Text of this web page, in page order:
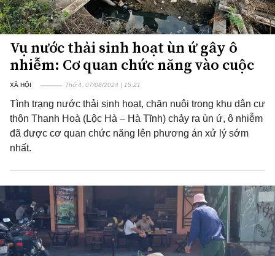
Vụ nước thải sinh hoạt ùn ứ gây ô
nhiễm: Cơ quan chức năng vào cuộc
XÃ HỘI Thứ 4, 07/08/2024 | 15:21
Tình trạng nước thải sinh hoạt, chăn nuôi trong khu dân cư
thôn Thanh Hoà (Lộc Hà – Hà Tĩnh) chảy ra ùn ứ, ô nhiễm
đã được cơ quan chức năng lên phương án xử lý sớm
nhất.